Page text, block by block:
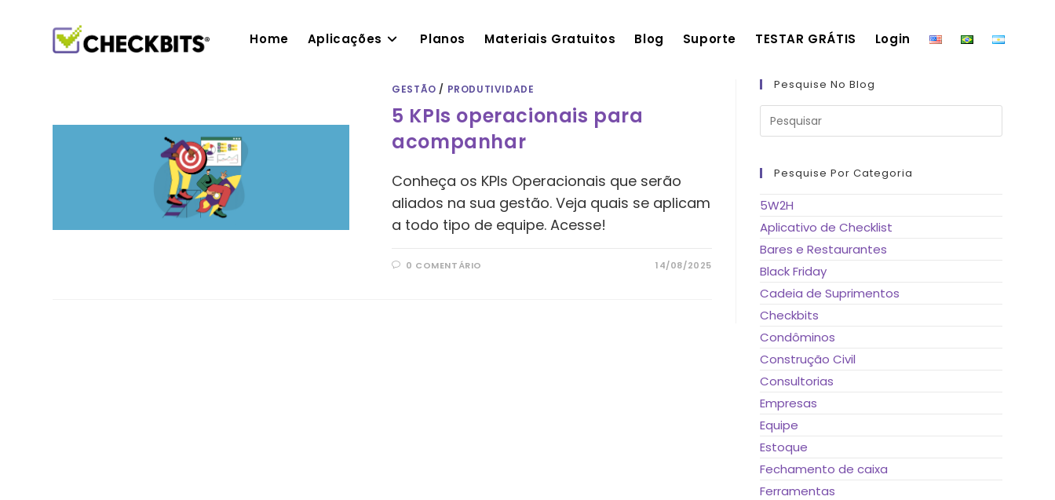
Home Aplicações Planos Materiais Gratuitos Blog Suporte TESTAR GRÁTIS Login
GESTÃO / PRODUTIVIDADE
5 KPIs operacionais para
acompanhar
Conheça os KPIs Operacionais que serão
aliados na sua gestão. Veja quais se aplicam
a todo tipo de equipe. Acesse!
0 COMENTÁRIO 14/08/2025
Pesquise No Blog
Pressione
tecla
Pesquise Por Categoria
5W2H
Aplicativo de Checklist
Bares e Restaurantes
Black Friday
Cadeia de Suprimentos
Checkbits
Condôminos
Construção Civil
Consultorias
Empresas
Equipe
Estoque
Fechamento de caixa
Ferramentas